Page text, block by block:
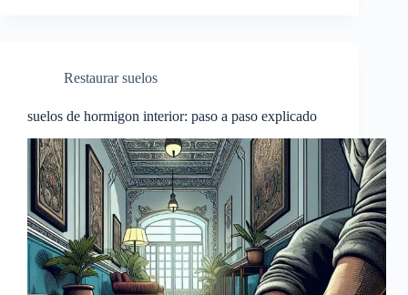
Restaurar suelos
suelos de hormigon interior: paso a paso explicado